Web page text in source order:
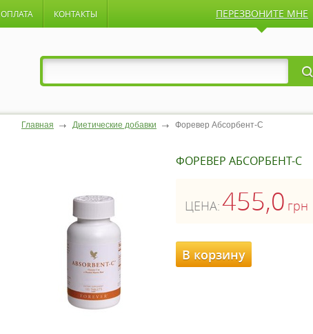
ОПЛАТА КОНТАКТЫ ПЕРЕЗВОНИТЕ МНЕ
Главная Диетические добавки Форевер Абсорбент-С
ФОРЕВЕР АБСОРБЕНТ-С
ЦЕНА:455,0 грн
В корзину